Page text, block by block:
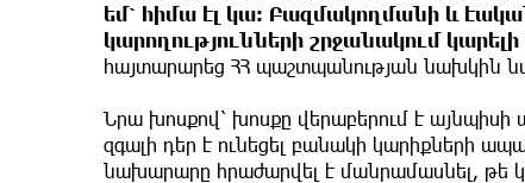
եմ՝ հիմա էլ կա։ Բազմակողմանի և
կարողությունների շրջանակում
հայտարարեց ՀՀ պաշտպանության նախկին
Նրա խոսքով՝ խոսքը վերաբերում է այնպիսի
զգալի դեր է ունեցել բանակի կարիքների
նախարարը հրաժարվել է մանրամասնել, թե